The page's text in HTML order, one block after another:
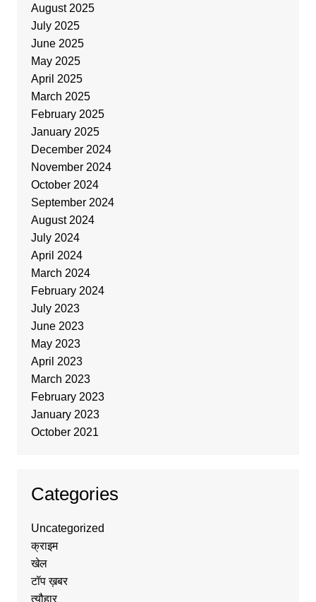
August 2025
July 2025
June 2025
May 2025
April 2025
March 2025
February 2025
January 2025
December 2024
November 2024
October 2024
September 2024
August 2024
July 2024
April 2024
March 2024
February 2024
July 2023
June 2023
May 2023
April 2023
March 2023
February 2023
January 2023
October 2021
Categories
Uncategorized
क्राइम
खेल
टॉप ख़बर
त्यौहार